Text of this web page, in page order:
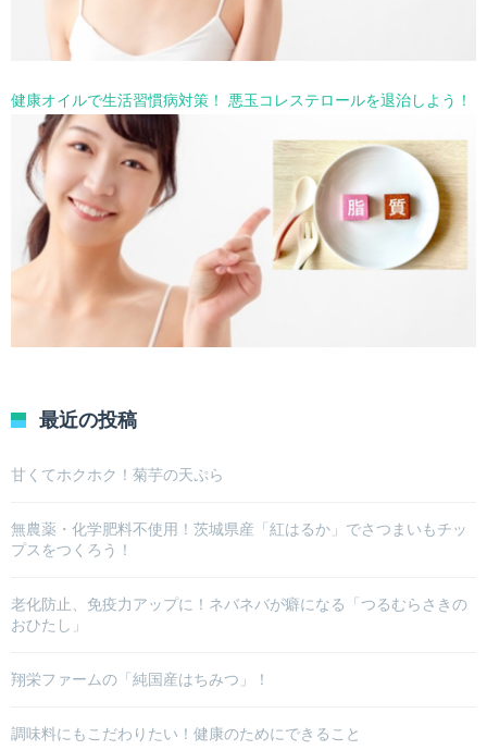
健康オイルで生活習慣病対策！ 悪玉コレステロールを退治しよう！
最近の投稿
甘くてホクホク！菊芋の天ぷら
無農薬・化学肥料不使用！茨城県産「紅はるか」でさつまいもチッ
プスをつくろう！
老化防止、免疫力アップに！ネバネバが癖になる「つるむらさきの
おひたし」
翔栄ファームの「純国産はちみつ」！
調味料にもこだわりたい！健康のためにできること